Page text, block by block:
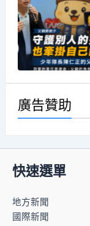
廣告贊助
快速選單
地方新聞
國際新聞